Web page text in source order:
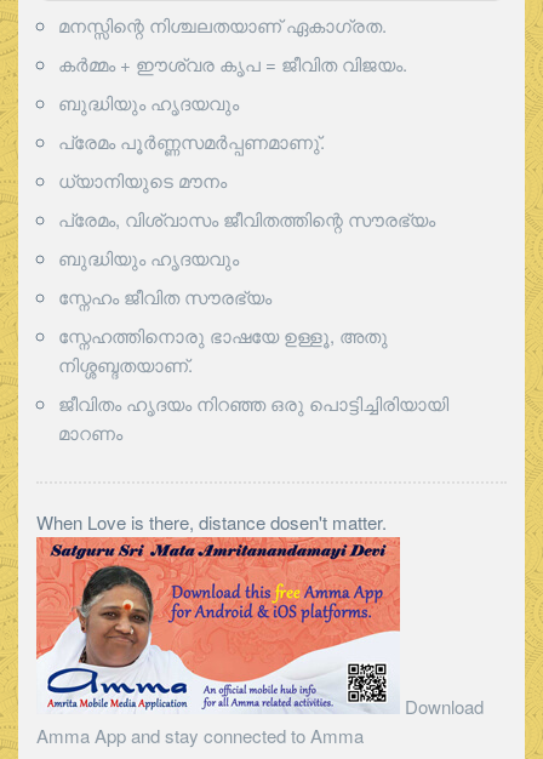
മനസ്സിന്റെ നിശ്ചലതയാണ് ഏകാഗ്രത.
കർമ്മം + ഈശ്വര കൃപ = ജീവിത വിജയം.
ബുദ്ധിയും ഹൃദയവും
പ്രേമം പൂര്‍ണ്ണസമര്‍പ്പണമാണു്.
ധ്യാനിയുടെ മൗനം
പ്രേമം, വിശ്വാസം ജീവിതത്തിന്റെ സൗരഭ്യം
ബുദ്ധിയും ഹൃദയവും
സ്നേഹം ജീവിത സൗരഭ്യം
സ്നേഹത്തിനൊരു ഭാഷയേ ഉള്ളൂ, അതു
നിശ്ശബ്ദതയാണ്.
ജീവിതം ഹൃദയം നിറഞ്ഞ ഒരു പൊട്ടിച്ചിരിയായി
മാറണം
When Love is there, distance dosen't matter.
Download
Amma App and stay connected to Amma